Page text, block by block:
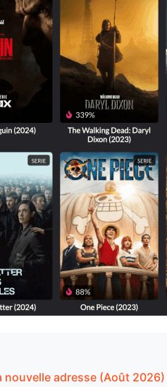
nouvelle adresse (Août 2026)